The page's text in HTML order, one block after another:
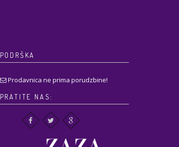
PODRŠKA
Prodavnica ne prima porudzbine!
PRATITE NAS: